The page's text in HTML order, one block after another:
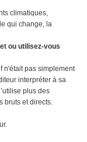
climatiques,
qui change, la
ou utilisez-vous
n'était pas simplement
interpréter à sa
plus des
bruts et directs.